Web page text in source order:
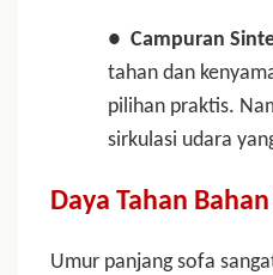
● Campuran
tahan dan
pilihan praktis.
sirkulasi udara
Daya Tahan
Umur panjang sofa